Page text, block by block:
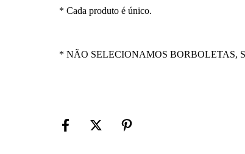
* Cada produto é único.
* NÃO SELECIONAMOS